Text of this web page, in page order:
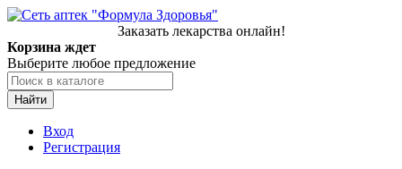
Заказать лекарства онлайн!
Корзина ждет
Выберите любое предложение
Найти
Вход
Регистрация